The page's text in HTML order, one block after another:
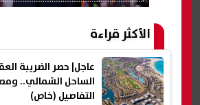
الأكثر قراءة
عاجل| حصر الضريبة
الساحل الشمالي..
التفاصيل (خاص)